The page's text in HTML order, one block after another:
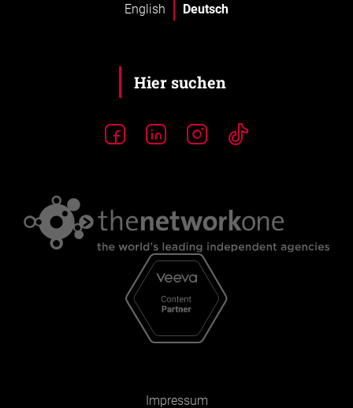
English Deutsch
Impressum